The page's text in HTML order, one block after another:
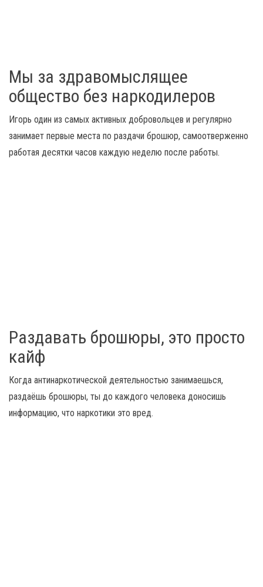
Мы за здравомыслящее
общество без наркодилеров
Игорь один из самых активных добровольцев и регулярно
занимает первые места по раздачи брошюр, самоотверженно
работая десятки часов каждую неделю после работы.
Раздавать брошюры, это просто
кайф
Когда антинаркотической деятельностью занимаешься,
раздаёшь брошюры, ты до каждого человека доносишь
информацию, что наркотики это вред.